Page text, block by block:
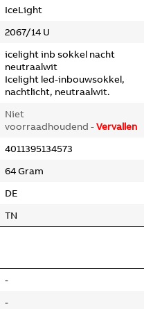
IceLight
2067/14 U
icelight inb sokkel nacht
neutraalwit
Icelight led-inbouwsokkel,
nachtlicht, neutraalwit.
Niet
voorraadhoudend -Vervallen
4011395134573
64 Gram
DE
TN
-
-